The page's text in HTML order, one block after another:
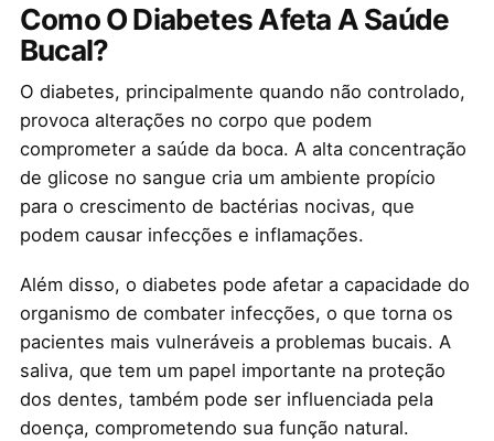
Como O Diabetes Afeta A Saúde
Bucal?
O diabetes, principalmente quando não controlado,
provoca alterações no corpo que podem
comprometer a saúde da boca. A alta concentração
de glicose no sangue cria um ambiente propício
para o crescimento de bactérias nocivas, que
podem causar infecções e inflamações.
Além disso, o diabetes pode afetar a capacidade do
organismo de combater infecções, o que torna os
pacientes mais vulneráveis a problemas bucais. A
saliva, que tem um papel importante na proteção
dos dentes, também pode ser influenciada pela
doença, comprometendo sua função natural.